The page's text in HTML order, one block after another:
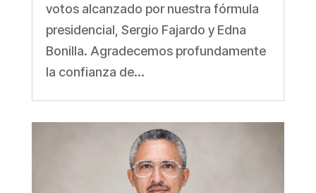
votos alcanzado por nuestra fórmula
presidencial, Sergio Fajardo y Edna
Bonilla. Agradecemos profundamente
la confianza de...